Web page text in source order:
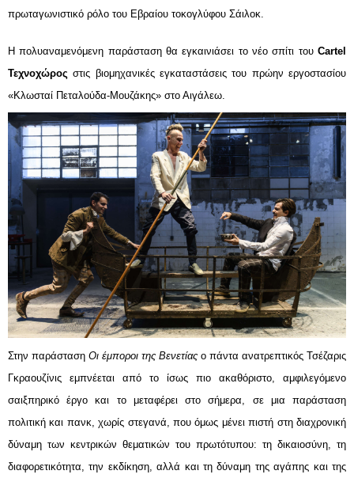
πρωταγωνιστικό ρόλο του Εβραίου τοκογλύφoυ Σάιλοκ.
Η πολυαναμενόμενη παράσταση θα εγκαινιάσει το νέο σπίτι του Cartel
Τεχνοχώρος στις βιομηχανικές εγκαταστάσεις του πρώην εργοστασίου
«Κλωσταί Πεταλούδα-Μουζάκης» στο Αιγάλεω.
Στην παράσταση Οι έμποροι της Βενετίας ο πάντα ανατρεπτικός Τσέζαρις
Γκραουζίνις εμπνέεται από το ίσως πιο ακαθόριστο, αμφιλεγόμενο
σαιξπηρικό έργο και το μεταφέρει στο σήμερα, σε μια παράσταση
πολιτική και πανκ, χωρίς στεγανά, που όμως μένει πιστή στη διαχρονική
δύναμη των κεντρικών θεματικών του πρωτότυπου: τη δικαιοσύνη, τη
διαφορετικότητα, την εκδίκηση, αλλά και τη δύναμη της αγάπης και της